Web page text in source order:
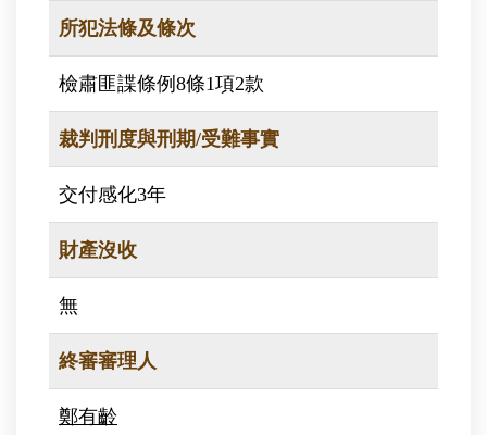
所犯法條及條次
檢肅匪諜條例8條1項2款
裁判刑度與刑期/受難事實
交付感化3年
財產沒收
無
終審審理人
鄭有齡